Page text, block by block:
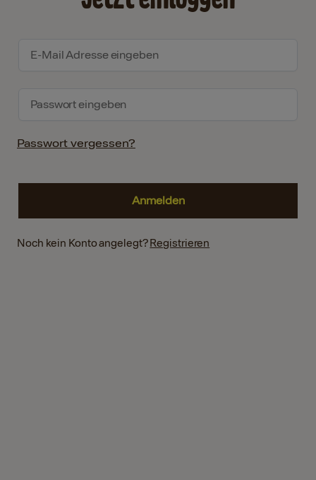
Passwort vergessen?
Noch kein Konto angelegt? Registrieren